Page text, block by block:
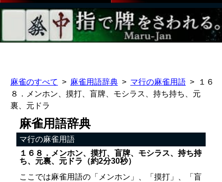
麻雀のすべて 麻雀用語辞典 マ行の麻雀用語
１６
８．メンホン、摸打、盲牌、モシラス、持ち持ち、元
裏、元ドラ
麻雀用語辞典
マ行の麻雀用語
１６８．メンホン、摸打、盲牌、モシラス、持ち持
ち、元裏、元ドラ（約2分30秒）
ここでは麻雀用語の「メンホン」、「摸打」、「盲